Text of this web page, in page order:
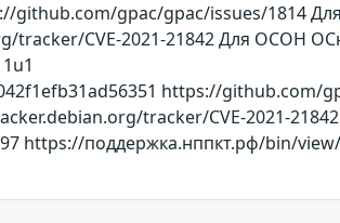
github.com/gpac/gpac/issues/1814
tracker/CVE-2021-21842 Для ОСОН
https://github.com/
tracker/CVE-2021-21842
https://поддержка.нппкт.рф/bin/